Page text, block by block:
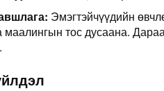
Эмэгтэйчүүдийн
тос дусаана.